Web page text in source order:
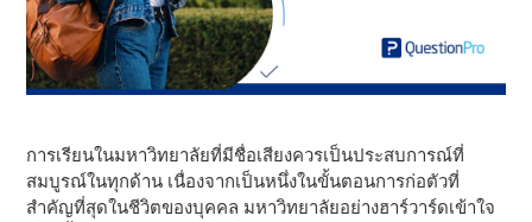
การเรียนในมหาวิทยาลัยที่มีชื่อเสียงควรเป็นประสบการณ์ที่
สมบูรณ์ในทุกด้าน เนื่องจากเป็นหนึ่งในขั้นตอนการก่อตัวที่
สําคัญที่สุดในชีวิตของบุคคล มหาวิทยาลัยอย่างฮาร์วาร์ดเข้าใจ